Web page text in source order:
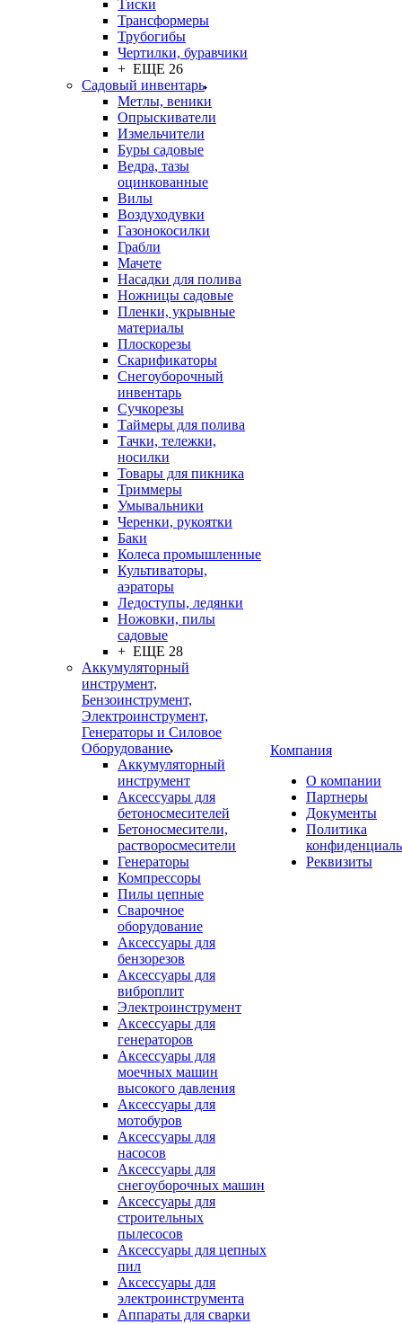
Тиски
Трансформеры
Трубогибы
Чертилки, буравчики
+ ЕЩЕ 26
Садовый инвентарь
Метлы, веники
Опрыскиватели
Измельчители
Буры садовые
Ведра, тазы
оцинкованные
Вилы
Воздуходувки
Газонокосилки
Грабли
Мачете
Насадки для полива
Ножницы садовые
Пленки, укрывные
материалы
Плоскорезы
Скарификаторы
Снегоуборочный
инвентарь
Сучкорезы
Таймеры для полива
Тачки, тележки,
носилки
Товары для пикника
Триммеры
Умывальники
Черенки, рукоятки
Баки
Колеса промышленные
Культиваторы,
аэраторы
Ледоступы, ледянки
Ножовки, пилы
садовые
+ ЕЩЕ 28
Аккумуляторный
инструмент,
Бензоинструмент,
Электроинструмент,
Генераторы и Силовое
Оборудование
Аккумуляторный
инструмент
Аксессуары для
бетоносмесителей
Бетоносмесители,
растворосмесители
Генераторы
Компрессоры
Пилы цепные
Сварочное
оборудование
Аксессуары для
бензорезов
Аксессуары для
виброплит
Электроинструмент
Аксессуары для
генераторов
Аксессуары для
моечных машин
высокого давления
Аксессуары для
мотобуров
Аксессуары для
насосов
Аксессуары для
снегоуборочных машин
Аксессуары для
строительных
пылесосов
Аксессуары для цепных
пил
Аксессуары для
электроинструмента
Аппараты для сварки
Компания
О компании
Партнеры
Документы
Политика
Реквизиты